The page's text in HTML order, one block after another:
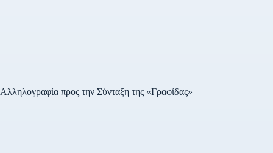
Αλληλογραφία προς την Σύνταξη της «Γραφίδας»